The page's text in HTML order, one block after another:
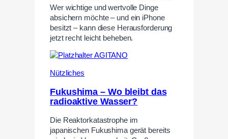
Wer wichtige und wertvolle Dinge
absichern möchte – und ein iPhone
besitzt – kann diese Herausforderung
jetzt recht leicht beheben.
Nützliches
Fukushima – Wo bleibt das
radioaktive Wasser?
Die Reaktorkatastrophe im
japanischen Fukushima gerät bereits